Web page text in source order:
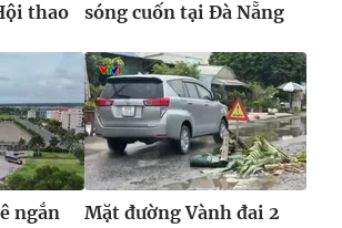
thao
sóng cuốn tại Đà Nẵng
ngắn
Mặt đường Vành đai 2